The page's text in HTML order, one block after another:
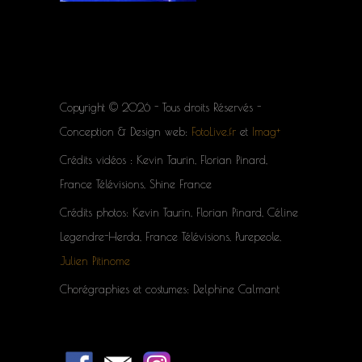
Copyright © 2026 - Tous droits Réservés -
Conception & Design web: FotoLive.fr et Imag+
Crédits vidéos : Kevin Taurin, Florian Pinard,
France Télévisions, Shine France
Crédits photos: Kevin Taurin, Florian Pinard, Céline
Legendre-Herda, France Télévisions, Purepeole,
Julien Pitinome
Chorégraphies et costumes: Delphine Calmant